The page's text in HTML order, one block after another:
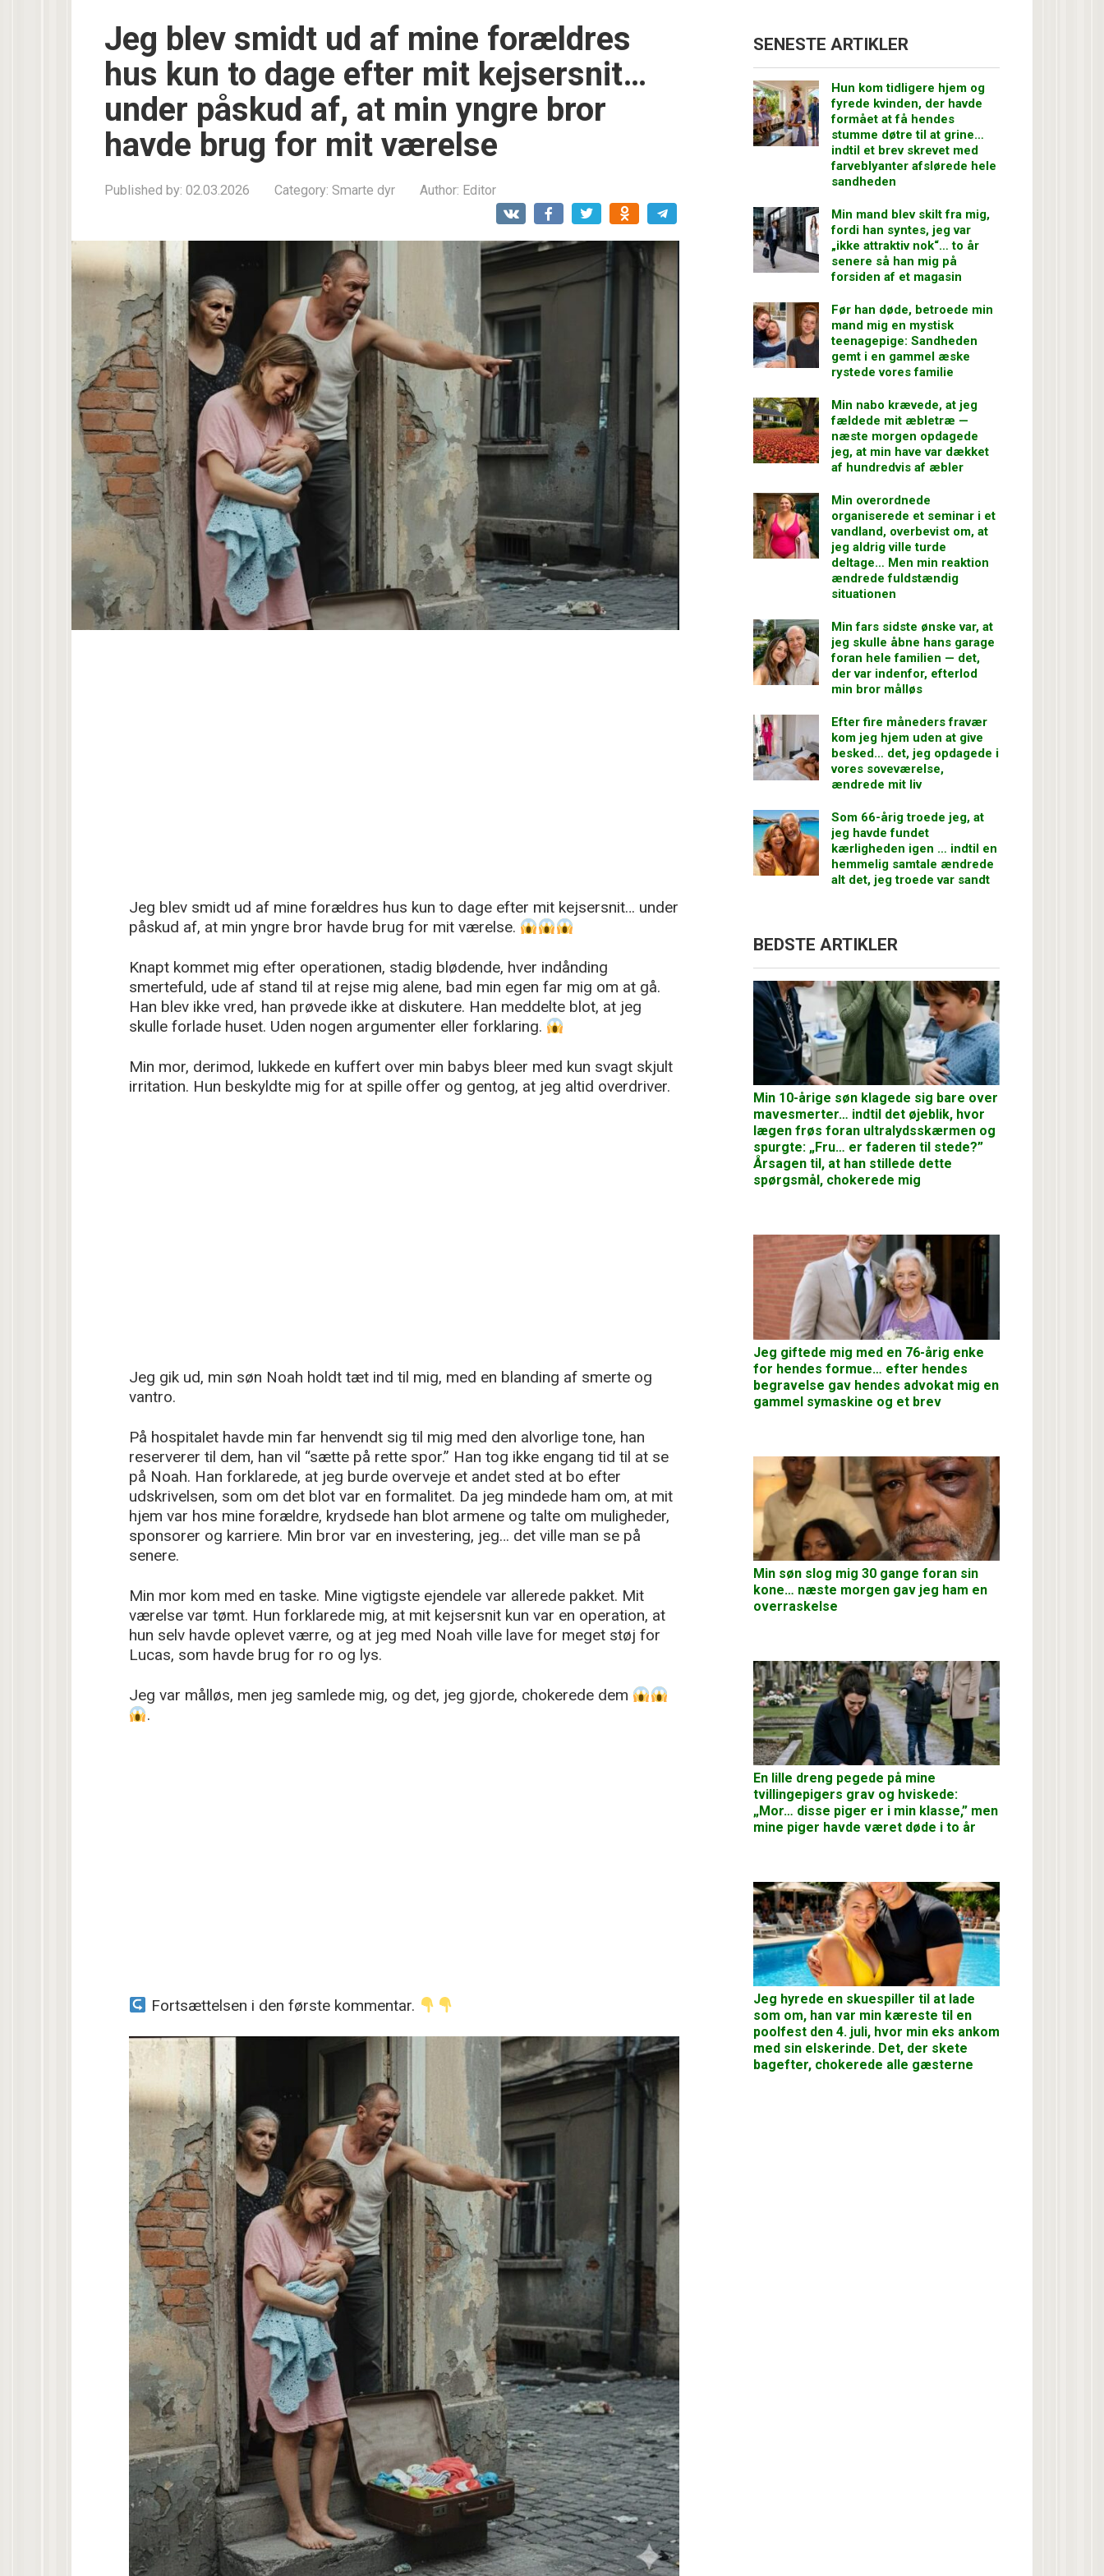
Jeg blev smidt ud af mine forældres
hus kun to dage efter mit kejsersnit…
under påskud af, at min yngre bror
havde brug for mit værelse
Published by: 02.03.2026 Category: Smarte dyr Author: Editor
Jeg blev smidt ud af mine forældres hus kun to dage efter mit kejsersnit… under
påskud af, at min yngre bror havde brug for mit værelse.
Knapt kommet mig efter operationen, stadig blødende, hver indånding
smertefuld, ude af stand til at rejse mig alene, bad min egen far mig om at gå.
Han blev ikke vred, han prøvede ikke at diskutere. Han meddelte blot, at jeg
skulle forlade huset. Uden nogen argumenter eller forklaring.
Min mor, derimod, lukkede en kuffert over min babys bleer med kun svagt skjult
irritation. Hun beskyldte mig for at spille offer og gentog, at jeg altid overdriver.
Jeg gik ud, min søn Noah holdt tæt ind til mig, med en blanding af smerte og
vantro.
På hospitalet havde min far henvendt sig til mig med den alvorlige tone, han
reserverer til dem, han vil “sætte på rette spor.” Han tog ikke engang tid til at se
på Noah. Han forklarede, at jeg burde overveje et andet sted at bo efter
udskrivelsen, som om det blot var en formalitet. Da jeg mindede ham om, at mit
hjem var hos mine forældre, krydsede han blot armene og talte om muligheder,
sponsorer og karriere. Min bror var en investering, jeg… det ville man se på
senere.
Min mor kom med en taske. Mine vigtigste ejendele var allerede pakket. Mit
værelse var tømt. Hun forklarede mig, at mit kejsersnit kun var en operation, at
hun selv havde oplevet værre, og at jeg med Noah ville lave for meget støj for
Lucas, som havde brug for ro og lys.
Jeg var målløs, men jeg samlede mig, og det, jeg gjorde, chokerede dem
.
Fortsættelsen i den første kommentar.
SENESTE ARTIKLER
Hun kom tidligere hjem og
fyrede kvinden, der havde
formået at få hendes
stumme døtre til at grine…
indtil et brev skrevet med
farveblyanter afslørede hele
sandheden
Min mand blev skilt fra mig,
fordi han syntes, jeg var
„ikke attraktiv nok“… to år
senere så han mig på
forsiden af et magasin
Før han døde, betroede min
mand mig en mystisk
teenagepige: Sandheden
gemt i en gammel æske
rystede vores familie
Min nabo krævede, at jeg
fældede mit æbletræ —
næste morgen opdagede
jeg, at min have var dækket
af hundredvis af æbler
Min overordnede
organiserede et seminar i et
vandland, overbevist om, at
jeg aldrig ville turde
deltage… Men min reaktion
ændrede fuldstændig
situationen
Min fars sidste ønske var, at
jeg skulle åbne hans garage
foran hele familien — det,
der var indenfor, efterlod
min bror målløs
Efter fire måneders fravær
kom jeg hjem uden at give
besked… det, jeg opdagede i
vores soveværelse,
ændrede mit liv
Som 66-årig troede jeg, at
jeg havde fundet
kærligheden igen … indtil en
hemmelig samtale ændrede
alt det, jeg troede var sandt
BEDSTE ARTIKLER
Min 10-årige søn klagede sig bare over
mavesmerter… indtil det øjeblik, hvor
lægen frøs foran ultralydsskærmen og
spurgte: „Fru… er faderen til stede?”
Årsagen til, at han stillede dette
spørgsmål, chokerede mig
Jeg giftede mig med en 76-årig enke
for hendes formue… efter hendes
begravelse gav hendes advokat mig en
gammel symaskine og et brev
Min søn slog mig 30 gange foran sin
kone… næste morgen gav jeg ham en
overraskelse
En lille dreng pegede på mine
tvillingepigers grav og hviskede:
„Mor… disse piger er i min klasse,” men
mine piger havde været døde i to år
Jeg hyrede en skuespiller til at lade
som om, han var min kæreste til en
poolfest den 4. juli, hvor min eks ankom
med sin elskerinde. Det, der skete
bagefter, chokerede alle gæsterne